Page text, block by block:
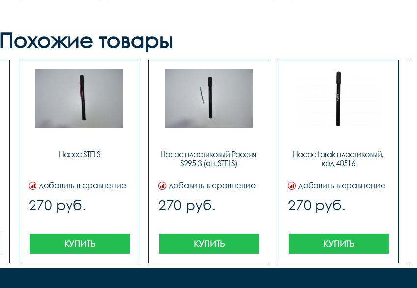
Похожие товары
Насос STELS
добавить в сравнение
270 руб.
КУПИТЬ
Насос пластиковый Россия
S295-3 (ан. STELS)
добавить в сравнение
270 руб.
КУПИТЬ
Насос Lorak пластиковый,
код 40516
добавить в сравнение
270 руб.
КУПИТЬ